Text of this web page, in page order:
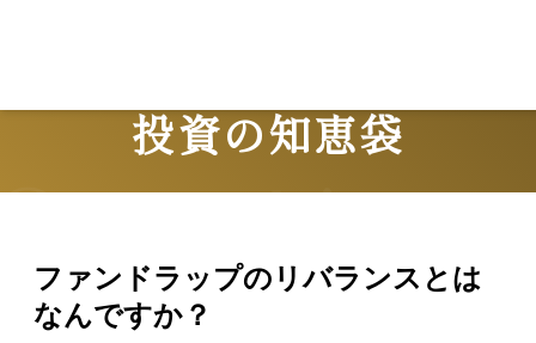
投資の知恵袋
ファンドラップのリバランスとは
なんですか？